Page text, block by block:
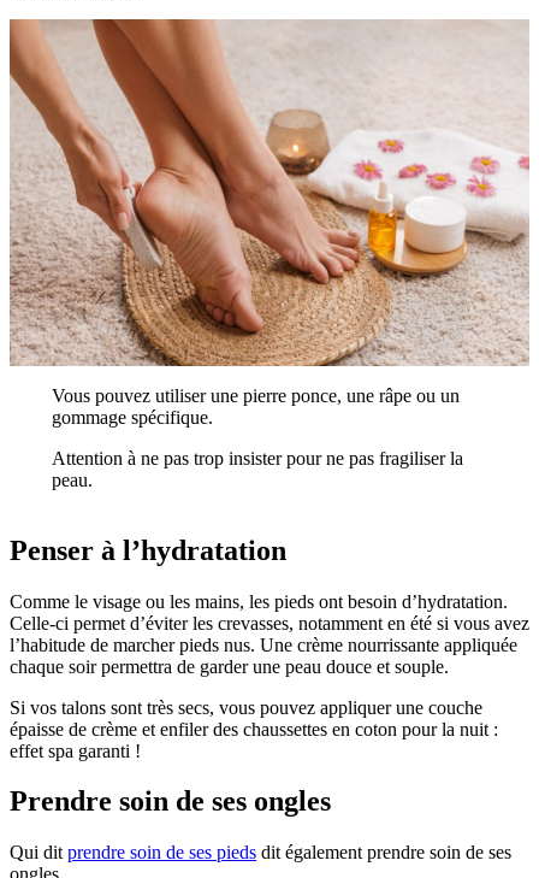
Vous pouvez utiliser une pierre ponce, une râpe ou un
gommage spécifique.
Attention à ne pas trop insister pour ne pas fragiliser la
peau.
Penser à l’hydratation
Comme le visage ou les mains, les pieds ont besoin d’hydratation.
Celle-ci permet d’éviter les crevasses, notamment en été si vous avez
l’habitude de marcher pieds nus. Une crème nourrissante appliquée
chaque soir permettra de garder une peau douce et souple.
Si vos talons sont très secs, vous pouvez appliquer une couche
épaisse de crème et enfiler des chaussettes en coton pour la nuit :
effet spa garanti !
Prendre soin de ses ongles
Qui dit prendre soin de ses pieds dit également prendre soin de ses